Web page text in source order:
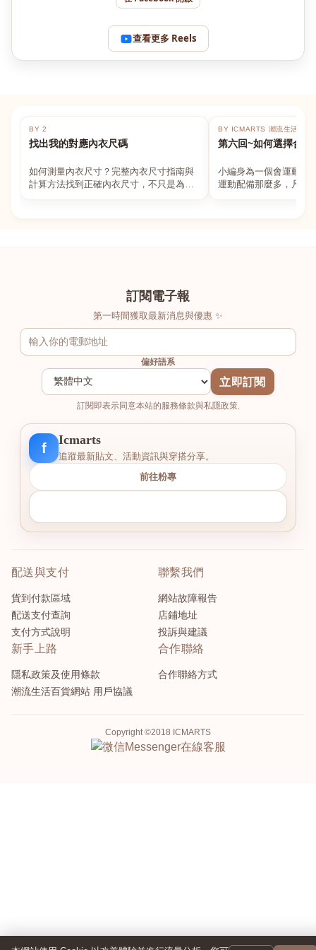
查看更多 Reels
BY 2
找出我的對應內衣尺碼
如何測量內衣尺寸？完整內衣尺寸指南與
計算方法找到正確內衣尺寸，不只是為了
BY ICMARTS 潮流生活百貨
第六回~如何選擇合適
小編身為一個會運動的
運動配備那麼多，凡舉
訂閱電子報
第一時間獲取最新消息與優惠 ✨
偏好語系
立即訂閱
訂閱即表示同意本站的服務條款與私隱政策.
f
Icmarts
追蹤最新貼文、活動資訊與穿搭分享。
前往粉專
配送與支付
貨到付款區域
配送支付查詢
支付方式說明
聯繫我們
網站故障報告
店鋪地址
投訴與建議
新手上路
隱私政策及使用條款
潮流生活百貨網站 用戶協議
合作聯絡
合作聯絡方式
Copyright ©2018 ICMARTS
Messenger在線客服